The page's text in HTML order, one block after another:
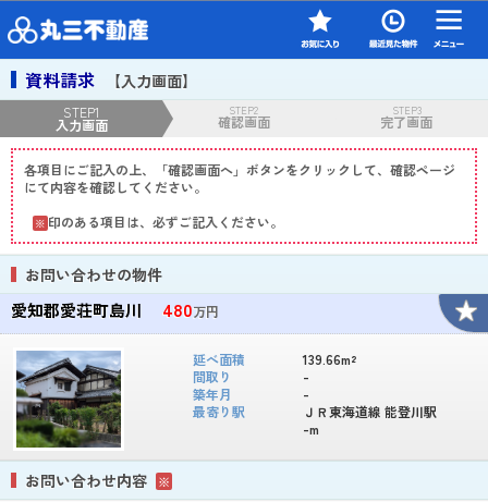
資料請求 【入力画面】
STEP1
入力画面
STEP2
確認画面
STEP3
完了画面
各項目にご記入の上、「確認画面へ」ボタンをクリックして、確認ページ
にて内容を確認してください。
※ 印のある項目は、必ずご記入ください。
お問い合わせの物件
愛知郡愛荘町島川 480万円
延べ面積
139.66m²
間取り
-
築年月
-
最寄り駅
ＪＲ東海道線 能登川駅
-m
お問い合わせ内容 ※